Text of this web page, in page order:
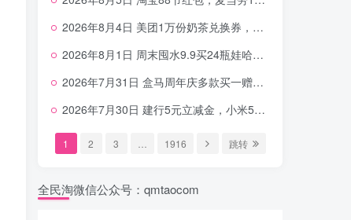
2026年8月4日 美团1万份奶茶兑换券，农行5E卡，中行支付超给利，美团领18个冰激凌，小米每天领2-6元等等
2026年8月1日 周末囤水9.9买24瓶娃哈哈，建行100元京东券，移动5元话费，麦当劳甜筒，交行立减金等
2026年7月31日 盒马周年庆多款买一赠一，饿了么拆红包，建行30立减金，农行领10元刷卡金等
2026年7月30日 建行5元立减金，小米5元，抢2500份爷爷不泡茶，闪购20-20，3元吃瑞幸咖啡等
1 2 3 1916 跳转
全民淘微信公众号：qmtaocom